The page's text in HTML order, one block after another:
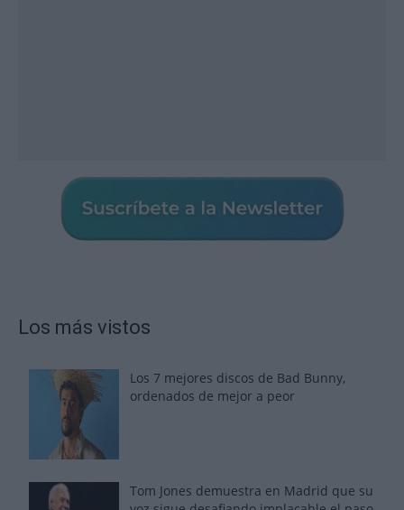
Los más vistos
Los 7 mejores discos de Bad Bunny,
ordenados de mejor a peor
Tom Jones demuestra en Madrid que su